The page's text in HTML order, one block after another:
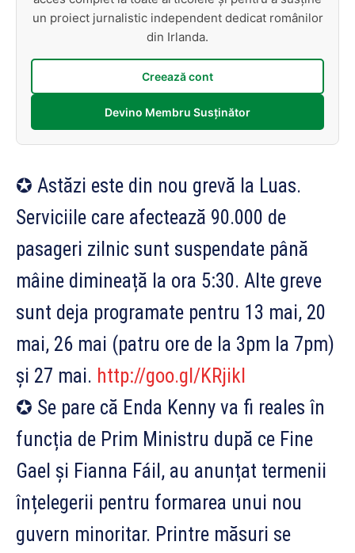
un proiect jurnalistic independent dedicat românilor
din Irlanda.
Creează cont
Devino Membru Susținător
✪ Astăzi este din nou grevă la Luas.
Serviciile care afectează 90.000 de
pasageri zilnic sunt suspendate până
mâine dimineață la ora 5:30. Alte greve
sunt deja programate pentru 13 mai, 20
mai, 26 mai (patru ore de la 3pm la 7pm)
și 27 mai. http://goo.gl/KRjikI
✪ Se pare că Enda Kenny va fi reales în
funcția de Prim Ministru după ce Fine
Gael și Fianna Fáil, au anunțat termenii
înțelegerii pentru formarea unui nou
guvern minoritar. Printre măsuri se